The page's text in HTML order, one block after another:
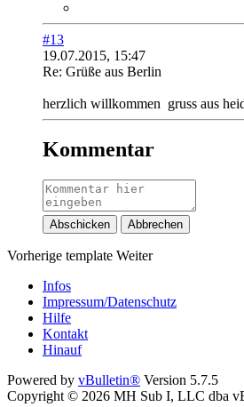
#13
19.07.2015, 15:47
Re: Grüße aus Berlin
herzlich willkommen gruss aus
Kommentar
Abschicken Abbrechen
Vorherige template Weiter
Infos
Impressum/Datenschutz
Hilfe
Kontakt
Hinauf
Powered by vBulletin® Version 5.7.5
Copyright © 2026 MH Sub I, LLC dba